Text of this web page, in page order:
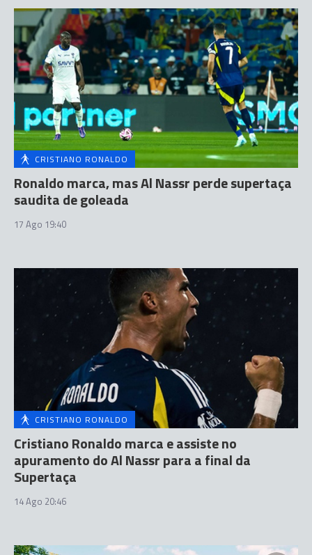
CRISTIANO RONALDO
Ronaldo marca, mas Al Nassr perde supertaça
saudita de goleada
17 Ago 19:40
CRISTIANO RONALDO
Cristiano Ronaldo marca e assiste no
apuramento do Al Nassr para a final da
Supertaça
14 Ago 20:46